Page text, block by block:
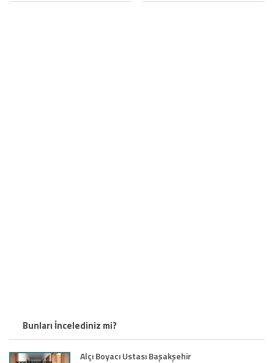
Bunları İncelediniz mi?
Alçı Boyacı Ustası Başakşehir